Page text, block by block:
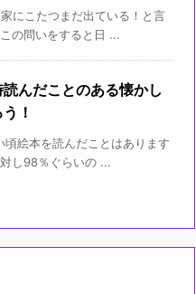
にこたつまだ出ている！と言
の問いをすると日 ...
んだことのある懐かし
！
絵本を読んだことはあります
し98％ぐらいの ...